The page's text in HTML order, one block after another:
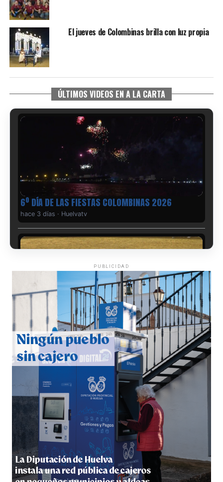
El jueves de Colombinas brilla con luz propia
ÚLTIMOS VIDEOS EN A LA CARTA
6º DÍA DE LAS FIESTAS COLOMBINAS 2026
hace 3 días · Huelvatv
QUINTA CORRIDA DE LAS FIESTAS COLOMBINAS
2026
hace 4 días·Huelvatv
5º DÍA DE LAS FIESTAS COLOMBINAS 2026
hace 4 días·Huelvatv
PUBLICIDAD